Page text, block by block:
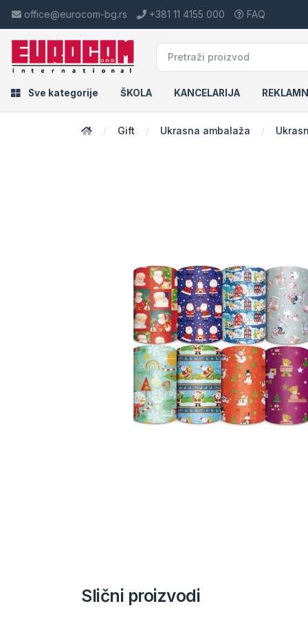
office@eurocom-bg.rs +381 11 4155 000 FAQ
Sve kategorije ŠKOLA KANCELARIJA
Gift Ukrasna ambalaža
Slični proizvodi